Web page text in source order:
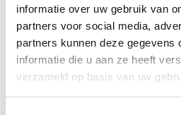
informatie over uw gebruik van
partners voor social media,
partners kunnen deze gegevens
informatie die u aan ze heeft
verzameld op basis van uw
Professioneel advies
15.000 producten uit voorraad